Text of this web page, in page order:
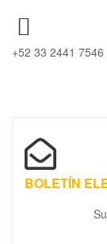
+52 33 2441 7546
BOLETÍN